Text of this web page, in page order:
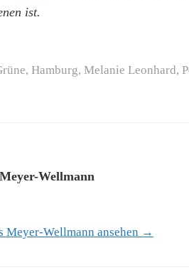
ist.
, Hamburg, Melanie Leonhard,
Wellmann
Meyer-Wellmann ansehen →